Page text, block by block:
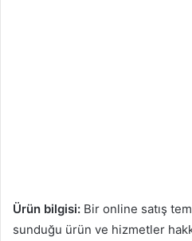
Ürün bilgisi: Bir online satış
sunduğu ürün ve hizmetler